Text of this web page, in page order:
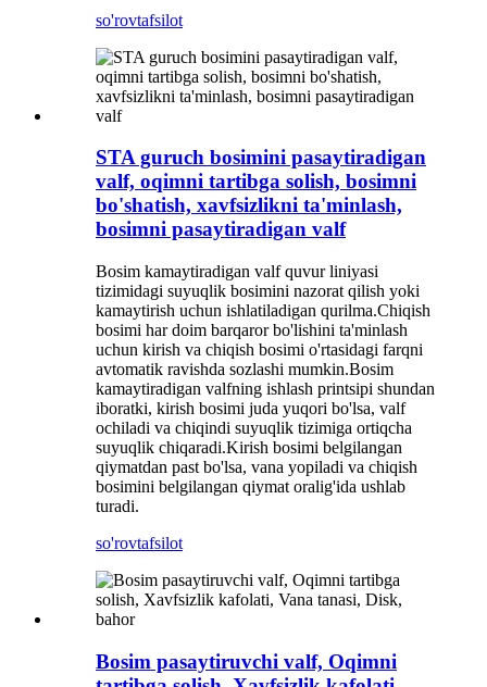
so'rovtafsilot
STA guruch bosimini pasaytiradigan
valf, oqimni tartibga solish, bosimni
bo'shatish, xavfsizlikni ta'minlash,
bosimni pasaytiradigan valf
Bosim kamaytiradigan valf quvur liniyasi
tizimidagi suyuqlik bosimini nazorat qilish yoki
kamaytirish uchun ishlatiladigan qurilma.Chiqish
bosimi har doim barqaror bo'lishini ta'minlash
uchun kirish va chiqish bosimi o'rtasidagi farqni
avtomatik ravishda sozlashi mumkin.Bosim
kamaytiradigan valfning ishlash printsipi shundan
iboratki, kirish bosimi juda yuqori bo'lsa, valf
ochiladi va chiqindi suyuqlik tizimiga ortiqcha
suyuqlik chiqaradi.Kirish bosimi belgilangan
qiymatdan past bo'lsa, vana yopiladi va chiqish
bosimini belgilangan qiymat oralig'ida ushlab
turadi.
so'rovtafsilot
Bosim pasaytiruvchi valf, Oqimni